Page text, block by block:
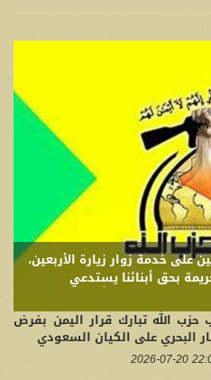
على خدمة زوار زيارة الأربعين،
بحق أبنائنا يستدعي
من يريد بنا شراً
حزب الله تبارك قرار اليمن بفرض
البحري على الكيان السعودي
22:01